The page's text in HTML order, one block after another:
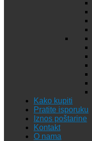
Kako kupiti
Pratite isporuku
Iznos poštarine
Kontakt
O nama